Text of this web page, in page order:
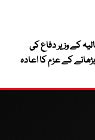
کے وزیر دفاع کی
کے عزم کا اعادہ